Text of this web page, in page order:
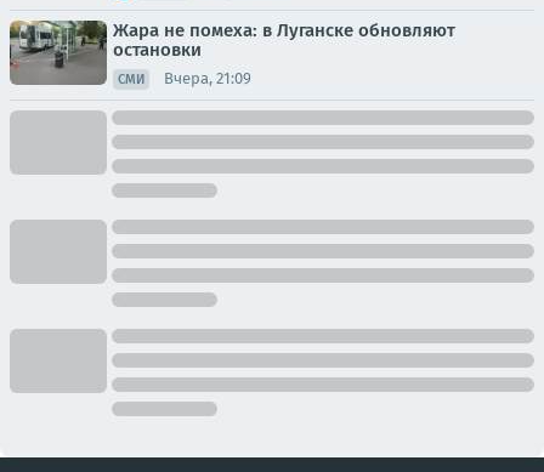
Жара не помеха: в Луганске обновляют
остановки
СМИ Вчера, 21:09